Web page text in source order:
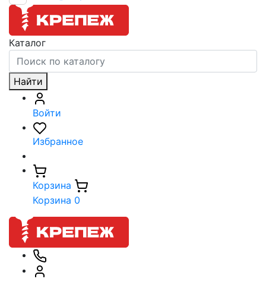
Каталог
Найти
Войти
Избранное
Корзина
Корзина 0